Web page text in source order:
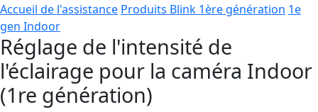
Accueil de l'assistance Produits Blink 1ère génération 1e
gen Indoor
Réglage de l'intensité de
l'éclairage pour la caméra Indoor
(1re génération)